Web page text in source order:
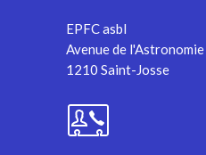
EPFC asbl
Avenue de
1210 Saint-Josse